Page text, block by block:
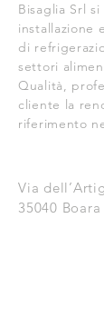
Bisaglia Srl
installazione
di
settori
Qualità,
cliente la
riferimento
Via
35040